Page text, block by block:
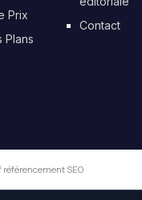
Prix
Plans
Contact
référencement SEO